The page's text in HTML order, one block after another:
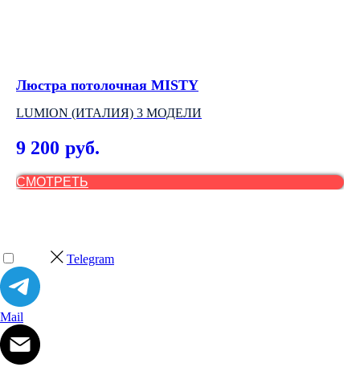
Люстра потолочная MISTY
LUMION (ИТАЛИЯ) 3 МОДЕЛИ
9 200 руб.
СМОТРЕТЬ
Telegram
Mail